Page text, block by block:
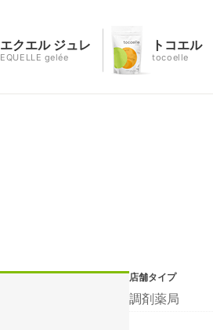
エクエル ジュレ
EQUELLE gelée
トコエル
tocoelle
店舗タイプ
調剤薬局